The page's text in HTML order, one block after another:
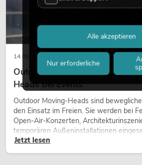
14.05.2026
Outdoor Moving-Heads:
Heads bei Events
Outdoor Moving-Heads sind
den Einsatz im Freien. Sie werden bei
Open-Air-Konzerten,
temporären Außeninstallationen
Jetzt lesen
Nur erforderliche
Alle akzeptieren